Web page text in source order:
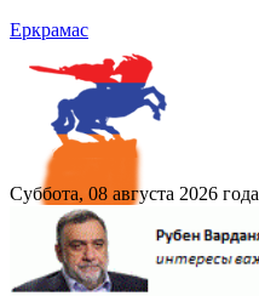
Еркрамас
Суббота, 08 августа 2026 года